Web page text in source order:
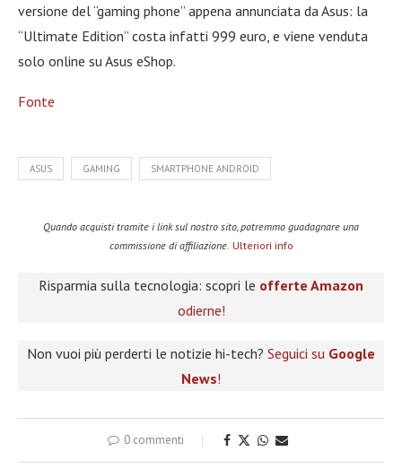
versione del “gaming phone” appena annunciata da Asus: la
“Ultimate Edition” costa infatti 999 euro, e viene venduta
solo online su Asus eShop.
Fonte
ASUS GAMING SMARTPHONE ANDROID
Quando acquisti tramite i link sul nostro sito, potremmo guadagnare una
commissione di affiliazione. Ulteriori info
Risparmia sulla tecnologia: scopri le offerte Amazon
odierne!
Non vuoi più perderti le notizie hi-tech? Seguici su Google
News!
0 commenti